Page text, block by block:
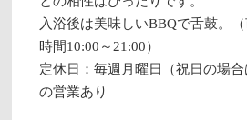
入浴後は美味しいBBQで舌鼓。
時間10:00～21:00）
定休日：毎週月曜日（祝日の場
の営業あり